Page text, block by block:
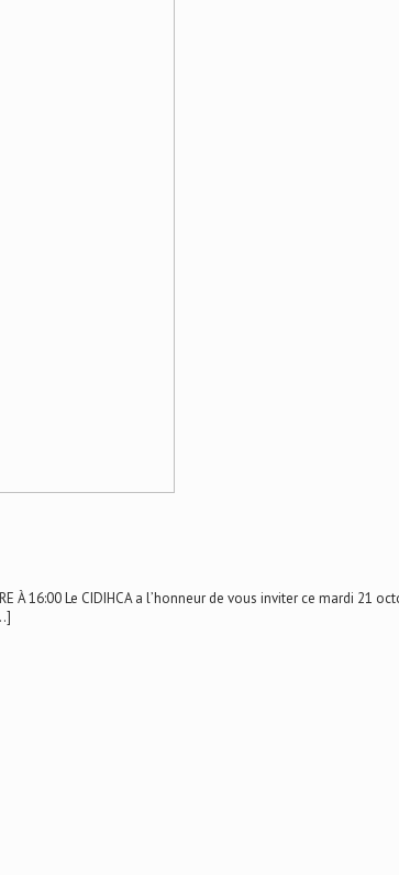
À 16:00 Le CIDIHCA a l’honneur de vous inviter ce mardi 21